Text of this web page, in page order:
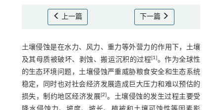
上一篇 下一篇
土壤侵蚀是在水力、风力、重力等外营力的作用下，土壤
及其母质被破坏、剥蚀、搬运沉积的过程[1]。作为全球性
的生态环境问题，土壤侵蚀严重威胁粮食安全和生态系统
稳定，同时也对社会经济发展造成巨大压力和难以预估的
损失，制约地区经济发展[2]。土壤侵蚀的发生过程主要受